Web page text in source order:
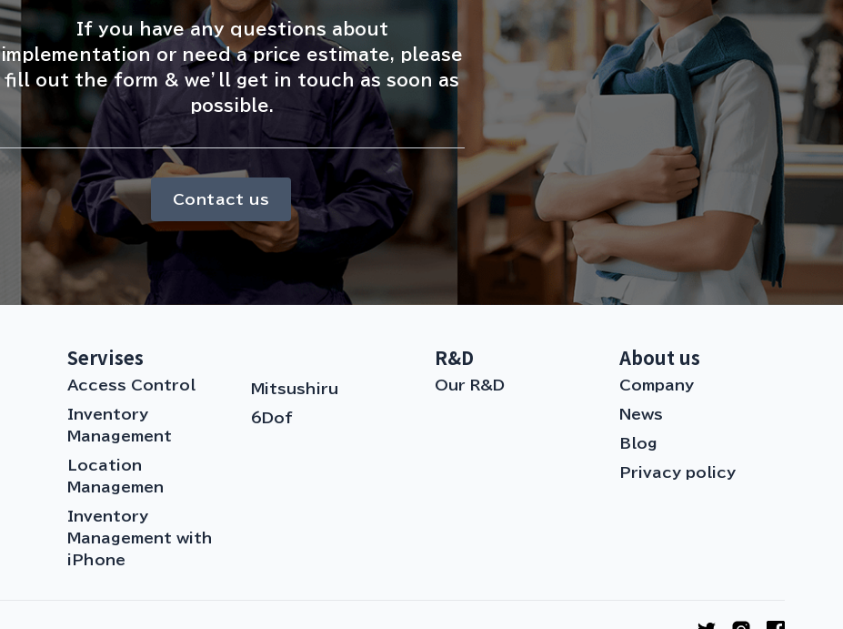
If you have any questions about
implementation or need a price estimate, please
fill out the form & we’ll get in touch as soon as
possible.
Contact us
Servises
Access Control
Inventory
Management
Location
Managemen
Inventory
Management with
iPhone
Mitsushiru
6Dof
R&D
Our R&D
About us
Company
News
Blog
Privacy policy